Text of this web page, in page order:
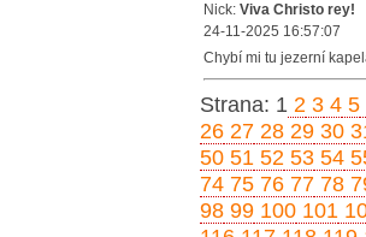
Nick: Viva Christo rey!
24-11-2025 16:57:07
Chybí mi tu jezerní
Strana: 1 2 3 4 5
26 27 28 29 30
50 51 52 53 54
74 75 76 77 78
98 99 100 101